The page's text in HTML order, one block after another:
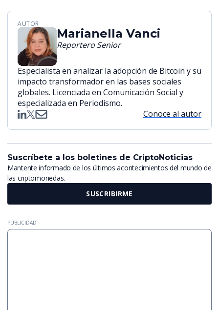
AUTOR
Marianella Vanci
Reportero Senior
Especialista en analizar la adopción de Bitcoin y su
impacto transformador en las bases sociales
globales. Licenciada en Comunicación Social y
especializada en Periodismo.
Conoce al autor
Suscríbete a los boletines de CriptoNoticias
Mantente informado de los últimos acontecimientos del mundo de
las criptomonedas.
SUSCRIBIRME
PUBLICIDAD